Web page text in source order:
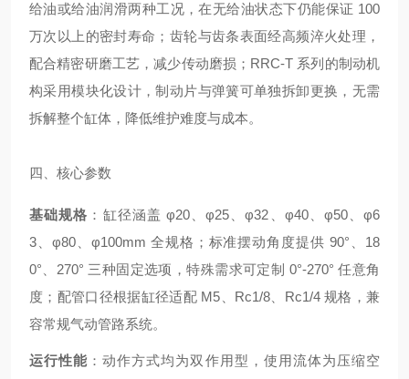
给油或给油润滑两种工况，在无给油状态下仍能保证 100
万次以上的密封寿命；齿轮与齿条表面经高频淬火处理，
配合精密研磨工艺，减少传动磨损；RRC-T 系列的制动机
构采用模块化设计，制动片与弹簧可单独拆卸更换，无需
拆解整个缸体，降低维护难度与成本。
四、核心参数
基础规格 ：缸径涵盖 φ20、φ25、φ32、φ40、φ50、φ6
3、φ80、φ100mm 全规格；标准摆动角度提供 90°、18
0°、270° 三种固定选项，特殊需求可定制 0°-270° 任意角
度；配管口径根据缸径适配 M5、Rc1/8、Rc1/4 规格，兼
容常规气动管路系统。
运行性能 ：动作方式均为双作用型，使用流体为压缩空